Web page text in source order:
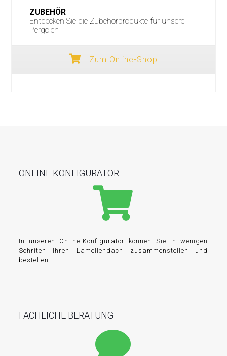
ZUBEHÖR
Entdecken Sie die Zubehörprodukte für unsere
Pergolen
Zum Online-Shop
ONLINE KONFIGURATOR
In unseren Online-Konfigurator können Sie in wenigen
Schriten Ihren Lamellendach zusammenstellen und
bestellen.
FACHLICHE BERATUNG